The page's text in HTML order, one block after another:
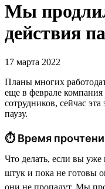
Мы
действия
17 марта 2022
Планы многих
еще в феврале
сотрудников, сейчас
паузу.
⏱ Время
Что делать, если вы
штук и пока не готовы
они не пропадут. Мы